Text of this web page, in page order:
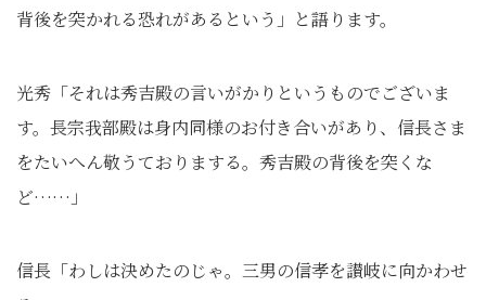
背後を突かれる恐れがあるという」と語ります。
光秀「それは秀吉殿の言いがかりというものでございま
す。長宗我部殿は身内同様のお付き合いがあり、信長さま
をたいへん敬うておりまする。秀吉殿の背後を突くな
ど……」
信長「わしは決めたのじゃ。三男の信孝を讃岐に向かわせ